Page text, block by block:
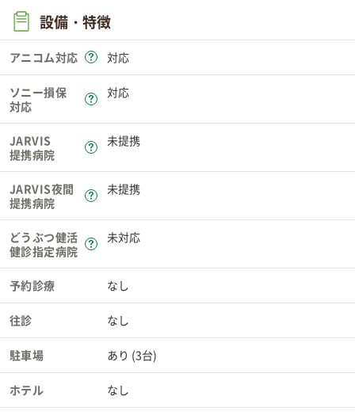
設備・特徴
アニコム対応 対応
ソニー損保
対応
対応
JARVIS
提携病院
未提携
JARVIS夜間
提携病院
未提携
どうぶつ健活
健診指定病院
未対応
予約診療 なし
往診 なし
駐車場 あり (3台)
ホテル なし